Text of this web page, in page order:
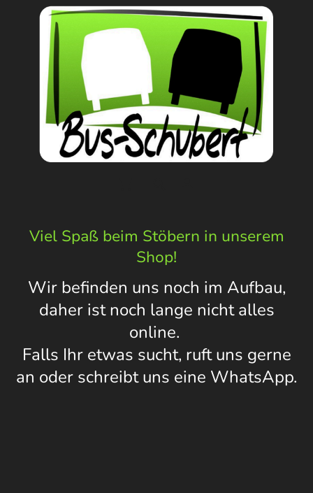
Viel Spaß beim Stöbern in unserem
Shop!
Wir befinden uns noch im Aufbau,
daher ist noch lange nicht alles
online.
Falls Ihr etwas sucht, ruft uns gerne
an oder schreibt uns eine WhatsApp.